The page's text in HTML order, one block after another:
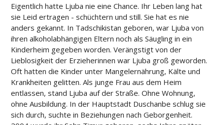
Eigentlich hatte Ljuba nie eine Chance. Ihr Leben lang hat
sie Leid ertragen - schüchtern und still. Sie hat es nie
anders gekannt. In Tadschikistan geboren, war Ljuba von
ihren alkoholabhängigen Eltern noch als Säugling in ein
Kinderheim gegeben worden. Verängstigt von der
Lieblosigkeit der Erzieherinnen war Ljuba groß geworden.
Oft hatten die Kinder unter Mangelernährung, Kälte und
Krankheiten gelitten. Als junge Frau aus dem Heim
entlassen, stand Ljuba auf der Straße. Ohne Wohnung,
ohne Ausbildung. In der Hauptstadt Duschanbe schlug sie
sich durch, suchte in Beziehungen nach Geborgenheit.